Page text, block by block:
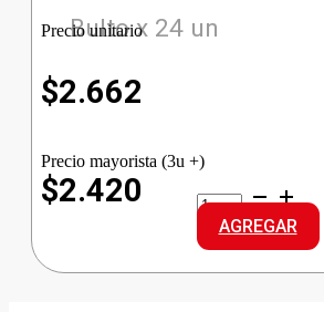
Bulto x 24 un
Precio unitario
$2.662
Precio mayorista (3u +)
$2.420
PONDS
CREMA
BIO
HIDRATANTE
cantidad
AGREGAR